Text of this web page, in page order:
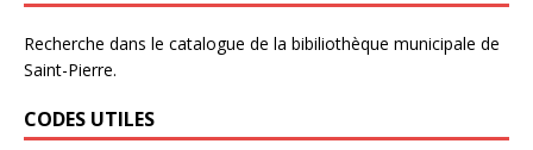
Recherche dans le catalogue de la bibiliothèque municipale de
Saint-Pierre.
CODES UTILES